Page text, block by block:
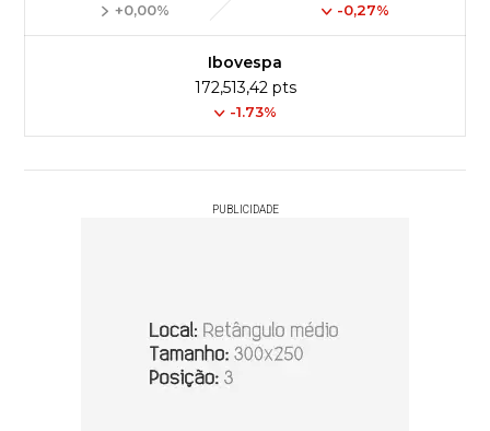
+0,00% -0,27%
Ibovespa
172,513,42 pts
-1.73%
PUBLICIDADE